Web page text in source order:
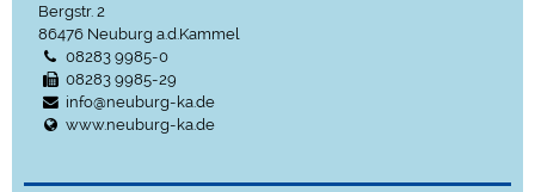
Bergstr. 2
86476 Neuburg a.d.Kammel
08283 9985-0
08283 9985-29
info@neuburg-ka.de
www.neuburg-ka.de